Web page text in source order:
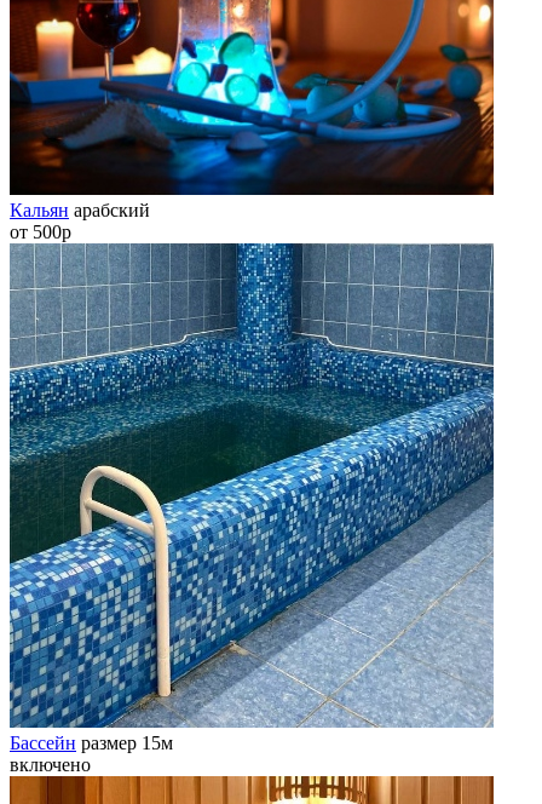
Кальян арабский
от 500р
Бассейн размер 15м
включено